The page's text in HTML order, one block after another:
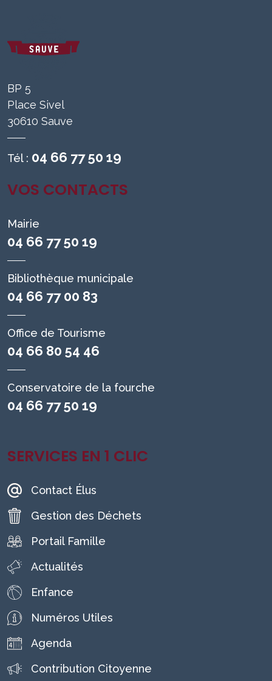
BP 5
Place Sivel
30610 Sauve
Tél : 04 66 77 50 19
VOS CONTACTS
Mairie
04 66 77 50 19
Bibliothèque municipale
04 66 77 00 83
Office de Tourisme
04 66 80 54 46
Conservatoire de la fourche
04 66 77 50 19
SERVICES EN 1 CLIC
Contact Élus
Gestion des Déchets
Portail Famille
Actualités
Enfance
Numéros Utiles
Agenda
Contribution Citoyenne